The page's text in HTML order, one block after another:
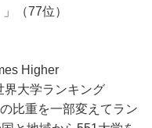
（77位）
Higher
界大学ランキング
比重を一部変えてラン